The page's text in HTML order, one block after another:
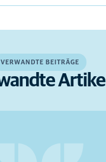
VERWANDTE BEITRÄGE
Artikel